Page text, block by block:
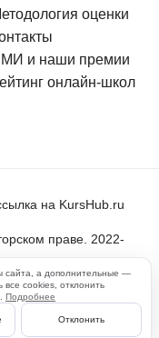
оценки
и наши премии
онлайн-школ
на KursHub.ru
праве. 2022-
сайта, а дополнительные —
cookies, отклонить
Подробнее
Отклонить